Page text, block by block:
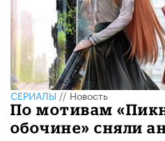
СЕРИАЛЫ//Новость
По мотивам
обочине» сняли